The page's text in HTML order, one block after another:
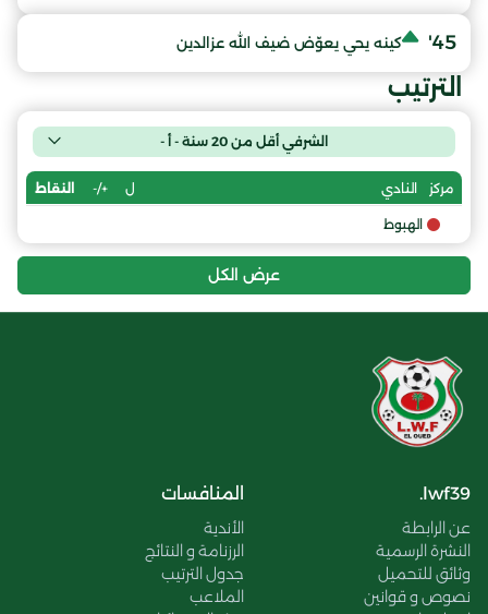
45' كينه يحي يعوّض ضيف الله عزالدين
الترتيب
الشرفي أقل من 20 سنة - أ -
مركز النادي ل +/- النقاط
الهبوط
عرض الكل
lwf39.
عن الرابطة
النشرة الرسمية
وثائق للتحميل
نصوص و قوانين
المنافسات
الأندية
الرزنامة و النتائج
جدول الترتيب
الملاعب